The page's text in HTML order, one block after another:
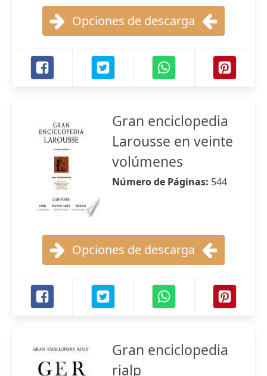
Opciones de descarga
Gran enciclopedia
Larousse en veinte
volúmenes
Número de Páginas: 544
Opciones de descarga
Gran enciclopedia
rialp